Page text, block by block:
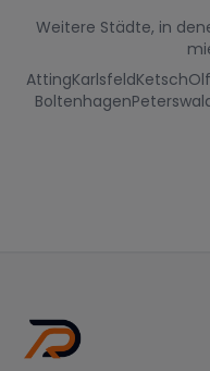
Weitere Städte, in
AttingKarlsfeldKetsch
Boltenhagen